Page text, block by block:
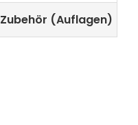
Zubehör (Auflagen)